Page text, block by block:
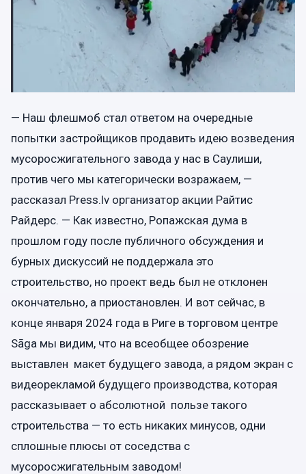
— Наш флешмоб стал ответом на очередные
попытки застройщиков продавить идею возведения
мусоросжигательного завода у нас в Саулиши,
против чего мы категорически возражаем, —
рассказал Press.lv организатор акции Райтис
Райдерс. — Как известно, Ропажская дума в
прошлом году после публичного обсуждения и
бурных дискуссий не поддержала это
строительство, но проект ведь был не отклонен
окончательно, а приостановлен. И вот сейчас, в
конце января 2024 года в Риге в торговом центре
Sāga мы видим, что на всеобщее обозрение
выставлен макет будущего завода, а рядом экран с
видеорекламой будущего производства, которая
рассказывает о абсолютной пользе такого
строительства — то есть никаких минусов, одни
сплошные плюсы от соседства с
мусоросжигательным заводом!